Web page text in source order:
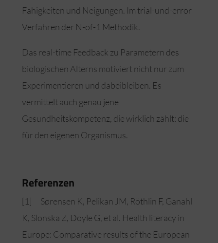
Fähigkeiten und Neigungen. Im trial-und-error
Verfahren der N-of-1 Methodik.
Das real-time Feedback zu Parametern des
biologischen Alterns motiviert nicht nur zum
Experimentieren und dabeibleiben. Es
vermittelt auch genau jene
Gesundheitskompetenz, die wirklich zählt: die
für den eigenen Organismus.
Referenzen
[1] Sørensen K, Pelikan JM, Röthlin F, Ganahl
K, Slonska Z, Doyle G, et al. Health literacy in
Europe: Comparative results of the European